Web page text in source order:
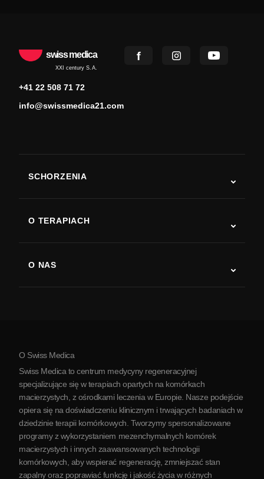
swiss medica
XXI century S.A.
+41 22 508 71 72
info@swissmedica21.com
SCHORZENIA
Choroba Parkinsona
Zapalenie stawów
O TERAPIACH
O NAS
O Serbii
Partnerstwo
Skontaktuj się z nami
O Swiss Medica
Swiss Medica to centrum medycyny regeneracyjnej
specjalizujące się w terapiach opartych na komórkach
macierzystych, z ośrodkami leczenia w Europie. Nasze podejście
opiera się na doświadczeniu klinicznym i trwających badaniach w
dziedzinie terapii komórkowych. Tworzymy spersonalizowane
programy z wykorzystaniem mezenchymalnych komórek
macierzystych i innych zaawansowanych technologii
komórkowych, aby wspierać regenerację, zmniejszać stan
zapalny oraz poprawiać funkcję i jakość życia w różnych